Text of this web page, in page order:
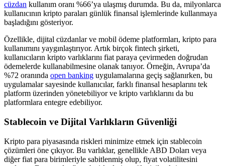
cüzdan kullanım oranı %66’ya ulaşmış durumda. Bu da, milyonlarca
kullanıcının kripto paraları günlük finansal işlemlerinde kullanmaya
başladığını gösteriyor.
Özellikle, dijital cüzdanlar ve mobil ödeme platformları, kripto para
kullanımını yaygınlaştırıyor. Artık birçok fintech şirketi,
kullanıcıların kripto varlıklarını fiat paraya çevirmeden doğrudan
ödemelerde kullanabilmesine olanak tanıyor. Örneğin, Avrupa’da
%72 oranında open banking uygulamalarına geçiş sağlanırken, bu
uygulamalar sayesinde kullanıcılar, farklı finansal hesaplarını tek
platform üzerinden yönetebiliyor ve kripto varlıklarını da bu
platformlara entegre edebiliyor.
Stablecoin ve Dijital Varlıkların Güvenliği
Kripto para piyasasında riskleri minimize etmek için stablecoin
çözümleri öne çıkıyor. Bu varlıklar, genellikle ABD Doları veya
diğer fiat para birimleriyle sabitlenmiş olup, fiyat volatilitesini